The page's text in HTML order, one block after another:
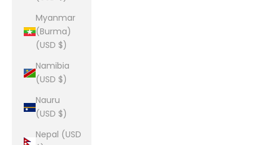
Myanmar
(Burma)
(USD $)
Namibia
(USD $)
Nauru
(USD $)
Nepal (USD